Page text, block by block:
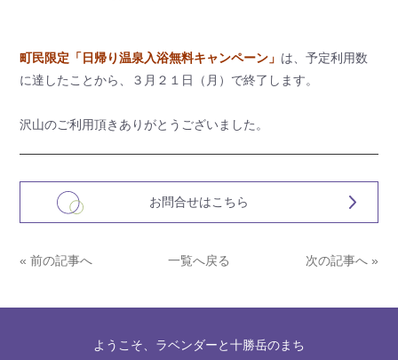
町民限定「日帰り温泉入浴無料キャンペーン」 は、予定利用数
に達したことから、３月２１日（月）で終了します。
沢山のご利用頂きありがとうございました。
お問合せはこちら
« 前の記事へ 一覧へ戻る 次の記事へ »
ようこそ、ラベンダーと十勝岳のまち